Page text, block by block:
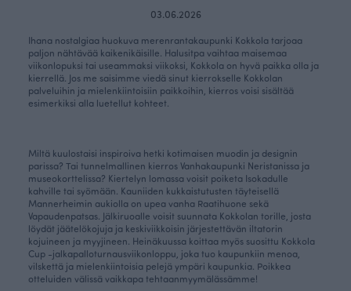
03.06.2026
Ihana nostalgiaa huokuva merenrantakaupunki Kokkola tarjoaa
paljon nähtävää kaikenikäisille. Halusitpa vaihtaa maisemaa
viikonlopuksi tai useammaksi viikoksi, Kokkola on hyvä paikka olla ja
kierrellä. Jos me saisimme viedä sinut kierrokselle Kokkolan
palveluihin ja mielenkiintoisiin paikkoihin, kierros voisi sisältää
esimerkiksi alla luetellut kohteet.
Miltä kuulostaisi inspiroiva hetki kotimaisen muodin ja designin
parissa? Tai tunnelmallinen kierros Vanhakaupunki Neristanissa ja
museokorttelissa? Kiertelyn lomassa voisit poiketa Isokadulle
kahville tai syömään. Kauniiden kukkaistutusten täyteisellä
Mannerheimin aukiolla on upea vanha Raatihuone sekä
Vapaudenpatsas. Jälkiruoalle voisit suunnata Kokkolan torille, josta
löydät jäätelökojuja ja keskiviikkoisin järjestettävän iltatorin
kojuineen ja myyjineen. Heinäkuussa koittaa myös suosittu Kokkola
Cup -jalkapalloturnausviikonloppu, joka tuo kaupunkiin menoa,
vilskettä ja mielenkiintoisia pelejä ympäri kaupunkia. Poikkea
otteluiden välissä vaikkapa tehtaanmyymälässämme!